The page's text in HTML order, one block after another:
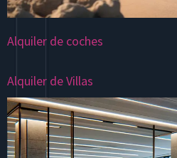
Alquiler de coches
Alquiler de Villas